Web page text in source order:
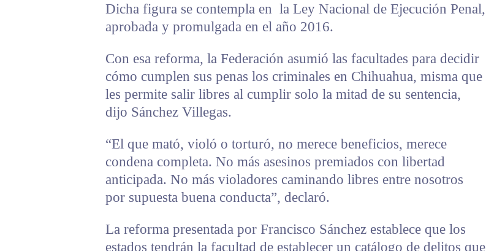
Dicha figura se contempla en la Ley Nacional de Ejecución Penal,
aprobada y promulgada en el año 2016.
Con esa reforma, la Federación asumió las facultades para decidir
cómo cumplen sus penas los criminales en Chihuahua, misma que
les permite salir libres al cumplir solo la mitad de su sentencia,
dijo Sánchez Villegas.
“El que mató, violó o torturó, no merece beneficios, merece
condena completa. No más asesinos premiados con libertad
anticipada. No más violadores caminando libres entre nosotros
por supuesta buena conducta”, declaró.
La reforma presentada por Francisco Sánchez establece que los
estados tendrán la facultad de establecer un catálogo de delitos que